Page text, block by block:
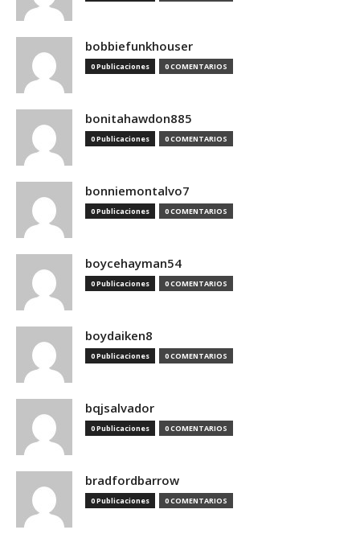
bobbiefunkhouser
0 Publicaciones 0 COMENTARIOS
bonitahawdon885
0 Publicaciones 0 COMENTARIOS
bonniemontalvo7
0 Publicaciones 0 COMENTARIOS
boycehayman54
0 Publicaciones 0 COMENTARIOS
boydaiken8
0 Publicaciones 0 COMENTARIOS
bqjsalvador
0 Publicaciones 0 COMENTARIOS
bradfordbarrow
0 Publicaciones 0 COMENTARIOS